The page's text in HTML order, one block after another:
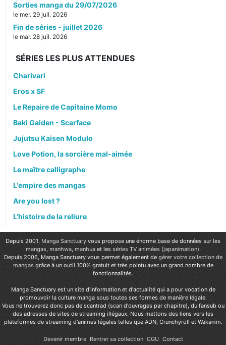
Sorties manga du 29/07/2026
le mer. 29 juil. 2026
Fin de séries - juillet 2026
le mar. 28 juil. 2026
SÉRIES LES PLUS ATTENDUES
Charivari
Eros x SF
Le Repaire de Capitaine Momo
Baki Gaiden - Scarface
Jujutsu Kaisen Modulo
Love Potion, la sorcière mal-aimée
Le maître calligraphe
L'empire des mangas
Are you lost ?
L'histoire de la reliure
Depuis 2001, Manga Sanctuary vous propose une énorme base de données sur les
mangas, manhwa, manhuaet les séries TV animées (japanimation).
Depuis 2006, Manga Sanctuary vous permet également de gérer votre collection de
mangas grâce à un outil 100% gratuit et très pointu avec un grand nombre de
fonctionnalités.
Manga Sanctuary est un site d'information et d'actualité qui a pour vocation de
promouvoir la culture manga sous toutes ses formes de manière légale.
Vous ne trouverez donc pas de scantrad (scan d'ouvrages par chapitre), du fansub ou
des adresses de sites de streaming illégaux. Nous mettons des liens vers les
plateformes de streaming d'animes légales telles que ADN, Crunchyroll et Wakanim.
Devenir membre Rentrer sa collection CGU Contact